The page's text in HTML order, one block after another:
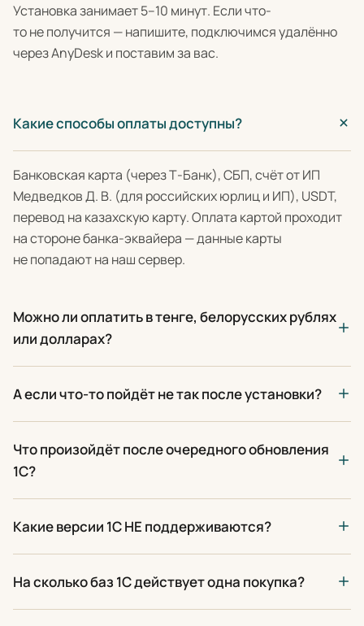
Установка занимает 5–10 минут. Если что-
то не получится — напишите, подключимся удалённо
через AnyDesk и поставим за вас.
Какие способы оплаты доступны?
Банковская карта (через Т-Банк), СБП, счёт от ИП
Медведков Д. В. (для российских юрлиц и ИП), USDT,
перевод на казахскую карту. Оплата картой проходит
на стороне банка-эквайера — данные карты
не попадают на наш сервер.
Можно ли оплатить в тенге, белорусских рублях
или долларах?
А если что-то пойдёт не так после установки?
Что произойдёт после очередного обновления
1С?
Какие версии 1С НЕ поддерживаются?
На сколько баз 1С действует одна покупка?